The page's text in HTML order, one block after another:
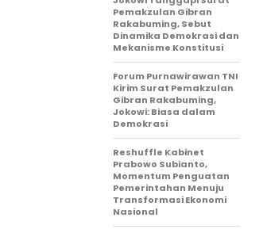
Pemakzulan Gibran
Rakabuming, Sebut
Dinamika Demokrasi dan
Mekanisme Konstitusi
Forum Purnawirawan TNI
Kirim Surat Pemakzulan
Gibran Rakabuming,
Jokowi: Biasa dalam
Demokrasi
Reshuffle Kabinet
Prabowo Subianto,
Momentum Penguatan
Pemerintahan Menuju
Transformasi Ekonomi
Nasional